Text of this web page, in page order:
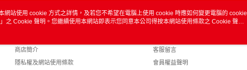
關於我們
商店簡介
隱私權及網站使用條款
客服資訊
客服留言
會員權益聲明
網站使用 cookie 方式之詳情，及若您不希望在電腦上使用 cookie 時應如何變更電腦的 cookie
」之 Cookie 聲明。您繼續使用本網站即表示您同意本公司得按本網站使用條款之 Cookie 聲明